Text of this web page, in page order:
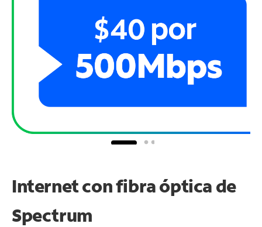
Internet con fibra óptica de
Spectrum